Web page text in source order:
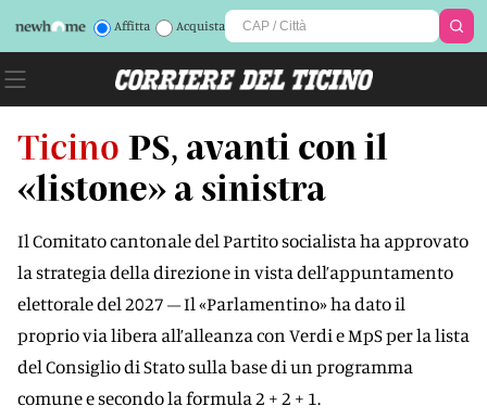
Affitta Acquista
Ticino PS, avanti con il
«listone» a sinistra
Il Comitato cantonale del Partito socialista ha approvato
la strategia della direzione in vista dell’appuntamento
elettorale del 2027 – Il «Parlamentino» ha dato il
proprio via libera all’alleanza con Verdi e MpS per la lista
del Consiglio di Stato sulla base di un programma
comune e secondo la formula 2 + 2 + 1.